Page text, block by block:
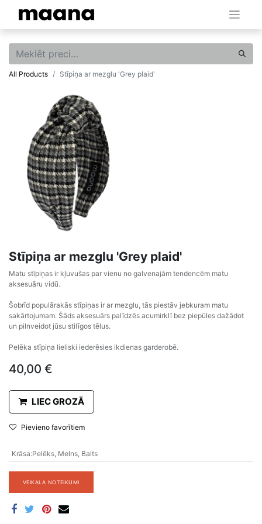
All Products Stīpiņa ar mezglu 'Grey plaid'
Stīpiņa ar mezglu 'Grey plaid'
Matu stīpiņas ir kļuvušas par vienu no galvenajām tendencēm matu
aksesuāru vidū.
Šobrīd populārakās stīpiņas ir ar mezglu, tās piestāv jebkuram matu
sakārtojumam. Šāds aksesuārs palīdzēs acumirklī bez piepūles dažādot
un pilnveidot jūsu stilīgos tēlus.
Pelēka stīpiņa lieliski iederēsies ikdienas garderobē.
40,00 €
LIEC GROZĀ
Pievieno favorītiem
Krāsa:Pelēks, Melns, Balts
VEIKALA NOTEIKUMI